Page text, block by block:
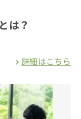
は？
詳細はこちら